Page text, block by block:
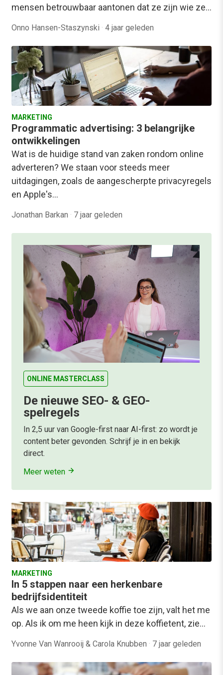
mensen betrouwbaar aantonen dat ze zijn wie ze…
Onno Hansen-Staszynski · 4 jaar geleden
MARKETING
Programmatic advertising: 3 belangrijke
ontwikkelingen
Wat is de huidige stand van zaken rondom online
adverteren? We staan voor steeds meer
uitdagingen, zoals de aangescherpte privacyregels
en Apple's…
Jonathan Barkan · 7 jaar geleden
ONLINE MASTERCLASS
De nieuwe SEO- & GEO-
spelregels
In 2,5 uur van Google-first naar AI-first: zo wordt je
content beter gevonden. Schrijf je in en bekijk
direct.
Meer weten
MARKETING
In 5 stappen naar een herkenbare
bedrijfsidentiteit
Als we aan onze tweede koffie toe zijn, valt het me
op. Als ik om me heen kijk in deze koffietent, zie…
Yvonne Van Wanrooij & Carola Knubben · 7 jaar geleden